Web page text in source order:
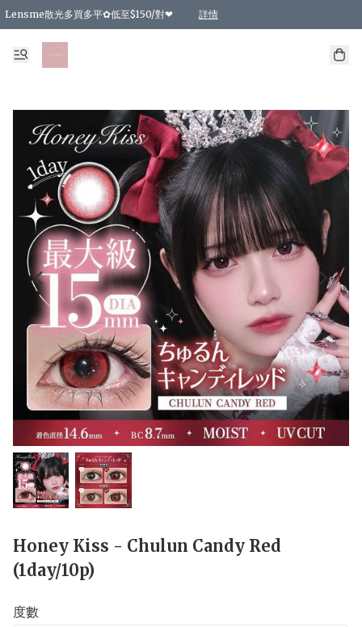
Lensme散光多買多平✿低至$150/對❤ 詳情
台灣Karacon⁩✧日拋 特價清貨❁⃘
日本韓國多款日/月拋現貨☼ 特價❤︎數量有限 售完即止
🇰🇷韓國多款月拋現貨 特價兩對$99✿數量有限 售完即止♫
精選商品，任選買2件或以上9 折；買4件或以上85 折；買6件或以上8 折
精選商品，任選買2件HKD 140.00；買4件HKD 260.00
精選商品，任選買2件HKD 190.00；買4件HKD 360.00
精選商品，任選買2件HKD 110.00；買4件HKD 180.00
精選商品，任選買2件HKD 170.00；買4件HKD 320.00
精選商品，任選買2件或以上減HKD 148.00
精選商品，任選買2件或以上減HKD 148.00
精選商品，任選買2件或以上95 折；買4件或以上9 折；買6件或以上85 折；買8件
精選商品，任選買12件或以上87 折
精選商品，任選買2件或以上減HKD 16.00；買4件或以上減HKD 32.00；買6
精選商品，任選買2件或以上95 折；買4件或以上9 折；買8件或以上85 折；買12
購物滿 HKD 800.00即享免運費優惠！（適用於 特定的送貨方式 )
Honey Kiss - Chulun Candy Red
(1day/10p)
度數